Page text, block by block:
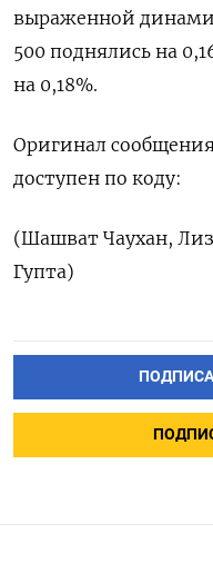
выраженной
500 поднялись на
на 0,18%.
Оригинал
доступен по коду:
(Шашват Чаухан,
Гупта)